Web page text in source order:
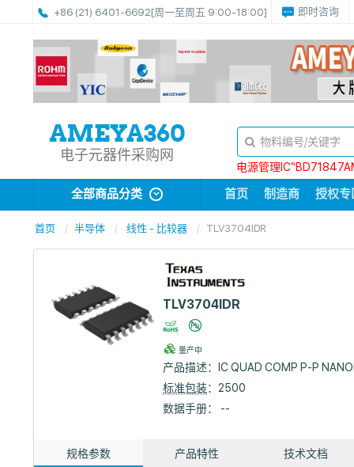
+86 (21) 6401-6692[周一至周五 9:00-18:00] 即时咨询
电子元器件采购网
电源管理
全部商品分类 首页 制造商 授权专
首页 半导体 线性 - 比较器 TLV3704IDR
TLV3704IDR
量产中
产品描述：
IC QUAD COMP P-P
标准包装：2500
数据手册： --
规格参数 产品特性 技术文档